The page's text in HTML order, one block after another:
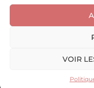
VOIR
DESIGNED